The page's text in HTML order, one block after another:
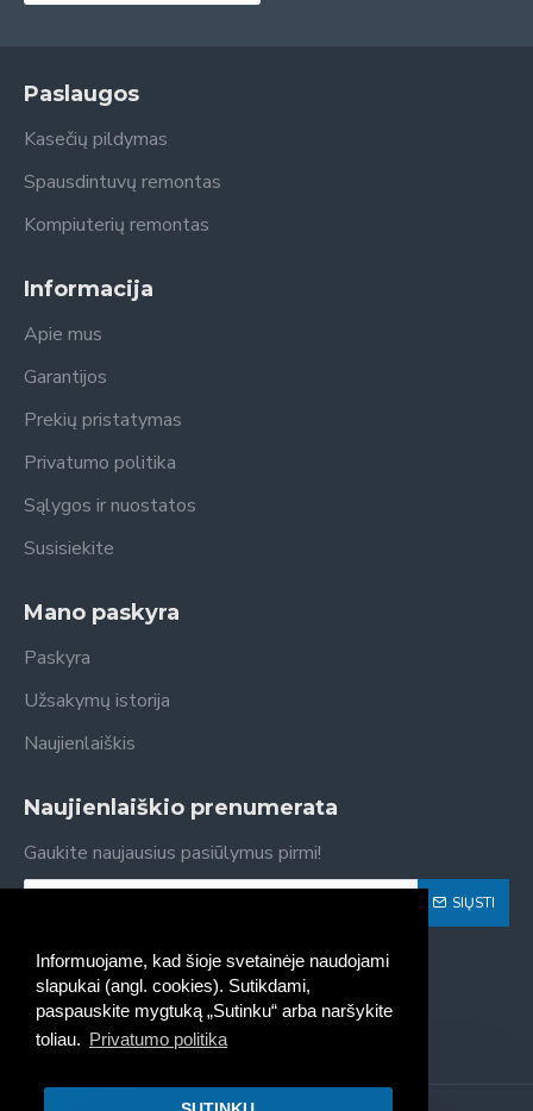
Informuojame, kad šioje svetainėje naudojami
slapukai (angl. cookies). Sutikdami,
paspauskite mygtuką „Sutinku“ arba naršykite
toliau. Privatumo politika
Paslaugos
Kasečių pildymas
Spausdintuvų remontas
Kompiuterių remontas
Informacija
Apie mus
Garantijos
Prekių pristatymas
Privatumo politika
Sąlygos ir nuostatos
Susisiekite
Mano paskyra
Paskyra
Užsakymų istorija
Naujienlaiškis
Naujienlaiškio prenumerata
Gaukite naujausius pasiūlymus pirmi!
SIŲSTI
Susipažinau ir sutinku su Privatumo politika